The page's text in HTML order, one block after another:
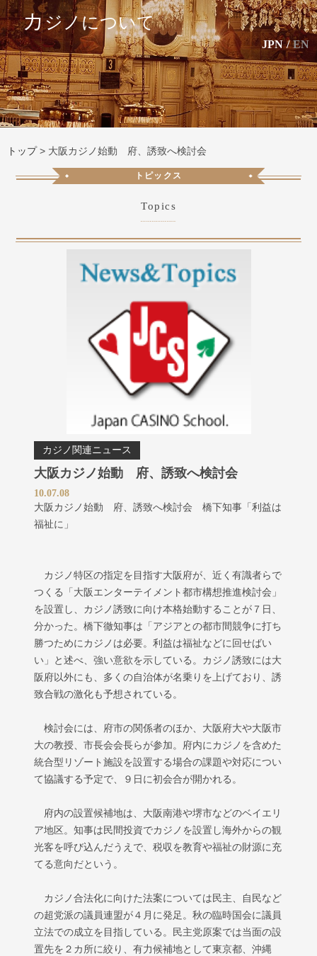
カジノについて
JPN / EN
トップ> 大阪カジノ始動 府、誘致へ検討会
トピックス
Topics
カジノ関連ニュース
大阪カジノ始動 府、誘致へ検討会
10.07.08
大阪カジノ始動 府、誘致へ検討会 橋下知事「利益は
福祉に」
カジノ特区の指定を目指す大阪府が、近く有識者らで
つくる「大阪エンターテイメント都市構想推進検討会」
を設置し、カジノ誘致に向け本格始動することが７日、
分かった。橋下徹知事は「アジアとの都市間競争に打ち
勝つためにカジノは必要。利益は福祉などに回せばい
い」と述べ、強い意欲を示している。カジノ誘致には大
阪府以外にも、多くの自治体が名乗りを上げており、誘
致合戦の激化も予想されている。
検討会には、府市の関係者のほか、大阪府大や大阪市
大の教授、市長会会長らが参加。府内にカジノを含めた
統合型リゾート施設を設置する場合の課題や対応につい
て協議する予定で、９日に初会合が開かれる。
府内の設置候補地は、大阪南港や堺市などのベイエリ
ア地区。知事は民間投資でカジノを設置し海外からの観
光客を呼び込んだうえで、税収を教育や福祉の財源に充
てる意向だという。
カジノ合法化に向けた法案については民主、自民など
の超党派の議員連盟が４月に発足。秋の臨時国会に議員
立法での成立を目指している。民主党原案では当面の設
置先を２カ所に絞り、有力候補地として東京都、沖縄